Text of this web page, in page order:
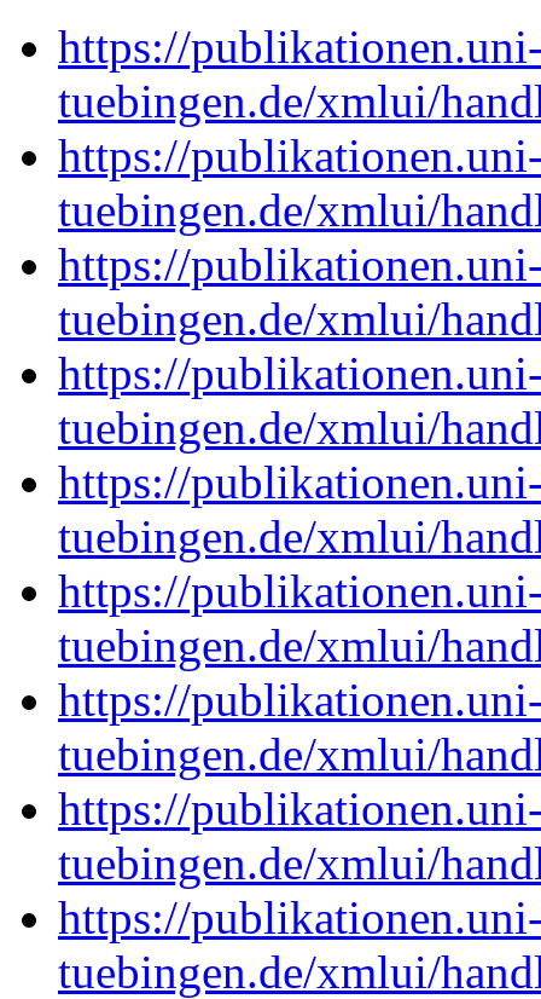
https://
tuebingen.de/xmlui/
https://
tuebingen.de/xmlui/
https://
tuebingen.de/xmlui/
https://
tuebingen.de/xmlui/
https://
tuebingen.de/xmlui/
https://
tuebingen.de/xmlui/
https://
tuebingen.de/xmlui/
https://
tuebingen.de/xmlui/
https://
tuebingen.de/xmlui/